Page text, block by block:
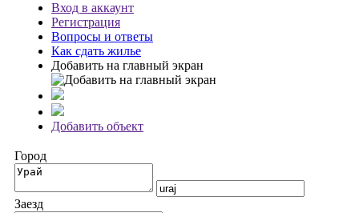
Вход в аккаунт
Регистрация
Вопросы и ответы
Как сдать жилье
Добавить на главный экран
Добавить объект
Город
Заезд